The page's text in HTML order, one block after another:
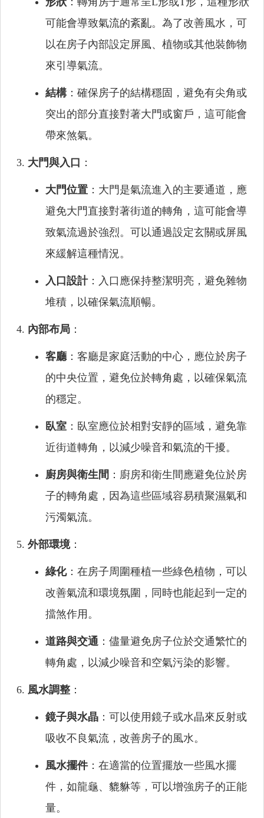
可能會導致氣流的紊亂。為了改善風水，可
以在房子內部設定屏風、植物或其他裝飾物
來引導氣流。
結構：確保房子的結構穩固，避免有尖角或
突出的部分直接對著大門或窗戶，這可能會
帶來煞氣。
大門與入口 ：
大門位置 ：大門是氣流進入的主要通道，應
避免大門直接對著街道的轉角，這可能會導
致氣流過於強烈。可以通過設定玄關或屏風
來緩解這種情況。
入口設計：入口應保持整潔明亮，避免雜物
堆積，以確保氣流順暢。
內部布局 ：
客廳：客廳是家庭活動的中心，應位於房子
的中央位置，避免位於轉角處，以確保氣流
的穩定。
臥室 ：臥室應位於相對安靜的區域，避免靠
近街道轉角，以減少噪音和氣流的干擾。
廚房與衛生間 ：廚房和衛生間應避免位於房
子的轉角處，因為這些區域容易積聚濕氣和
污濁氣流。
外部環境：
綠化：在房子周圍種植一些綠色植物，可以
改善氣流和環境氛圍，同時也能起到一定的
擋煞作用。
道路與交通 ：儘量避免房子位於交通繁忙的
轉角處，以減少噪音和空氣污染的影響。
風水調整 ：
鏡子與水晶 ：可以使用鏡子或水晶來反射或
吸收不良氣流，改善房子的風水。
風水擺件：在適當的位置擺放一些風水擺
件，如龍龜、貔貅等，可以增強房子的正能
量。